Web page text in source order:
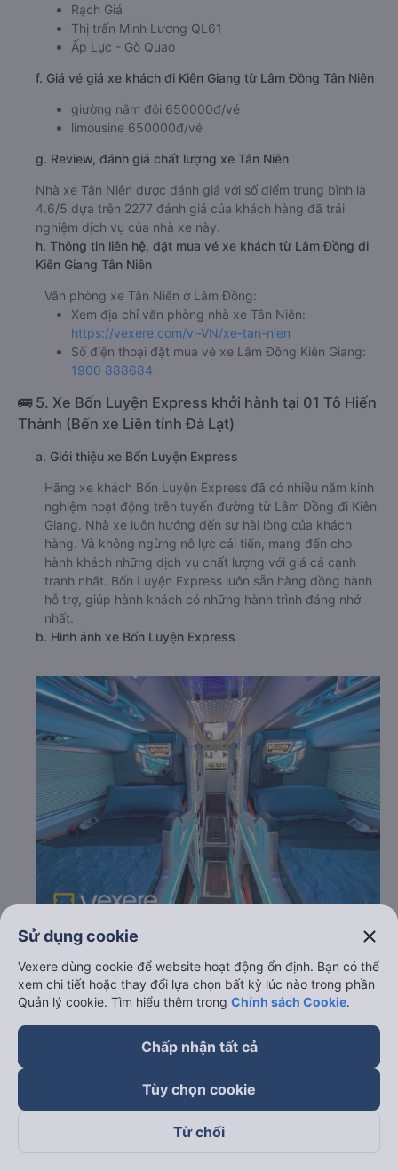
Rạch Giá
Thị trấn Minh Lương QL61
Ấp Lục - Gò Quao
f. Giá vé giá xe khách đi Kiên Giang từ Lâm Đồng Tân Niên
giường nằm đôi 650000đ/vé
limousine 650000đ/vé
g. Review, đánh giá chất lượng xe Tân Niên
Nhà xe Tân Niên được đánh giá với số điểm trung bình là
4.6/5 dựa trên 2277 đánh giá của khách hàng đã trải
nghiệm dịch vụ của nhà xe này.
h. Thông tin liên hệ, đặt mua vé xe khách từ Lâm Đồng đi
Kiên Giang Tân Niên
Văn phòng xe Tân Niên ở Lâm Đồng:
Xem địa chỉ văn phòng nhà xe Tân Niên:
https://vexere.com/vi-VN/xe-tan-nien
Số điện thoại đặt mua vé xe Lâm Đồng Kiên Giang:
1900 888684
🚌 5. Xe Bốn Luyện Express khởi hành tại 01 Tô Hiến
Thành (Bến xe Liên tỉnh Đà Lạt)
a. Giới thiệu xe Bốn Luyện Express
Hãng xe khách Bốn Luyện Express đã có nhiều năm kinh
nghiệm hoạt động trên tuyến đường từ Lâm Đồng đi Kiên
Giang. Nhà xe luôn hướng đến sự hài lòng của khách
hàng. Và không ngừng nỗ lực cải tiến, mang đến cho
hành khách những dịch vụ chất lượng với giá cả cạnh
tranh nhất. Bốn Luyện Express luôn sẵn hàng đồng hành
hỗ trợ, giúp hành khách có những hành trình đáng nhớ
nhất.
b. Hình ảnh xe Bốn Luyện Express
c. Lộ trình, giờ khởi hành và giờ kết thúc của xe khách Bốn
Luyện Express
Giờ xuất phát ở Lâm Đồng: 17:30, 18:15, 19:00,
19:30, 16:00, 16:55
Giờ đến nơi ở Kiên Giang: 07:12, 07:57, 08:42, 09:12,
Thời gian chạy từ Lâm Đồng đi Kiên Giang của nhà
d. Các điểm đón khách của nhà xe Bốn Luyện Express
Sử dụng cookie close
Vexere dùng cookie để website hoạt động ổn định. Bạn có thể
xem chi tiết hoặc thay đổi lựa chọn bất kỳ lúc nào trong phần
Quản lý cookie. Tìm hiểu thêm trong Chính sách Cookie.
Chấp nhận tất cả
Tùy chọn cookie
Từ chối